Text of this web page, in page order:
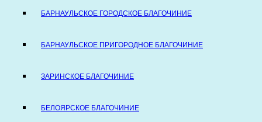
БАРНАУЛЬСКОЕ ГОРОДСКОЕ БЛАГОЧИНИЕ
БАРНАУЛЬСКОЕ ПРИГОРОДНОЕ БЛАГОЧИНИЕ
ЗАРИНСКОЕ БЛАГОЧИНИЕ
БЕЛОЯРСКОЕ БЛАГОЧИНИЕ